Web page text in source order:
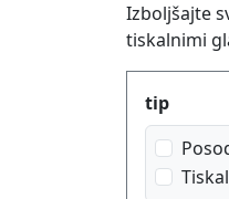
Izboljšajte
tiskalnimi
tip